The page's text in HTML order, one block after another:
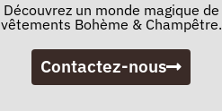
Découvrez un monde magique de
vêtements Bohème & Champêtre.
Contactez-nous